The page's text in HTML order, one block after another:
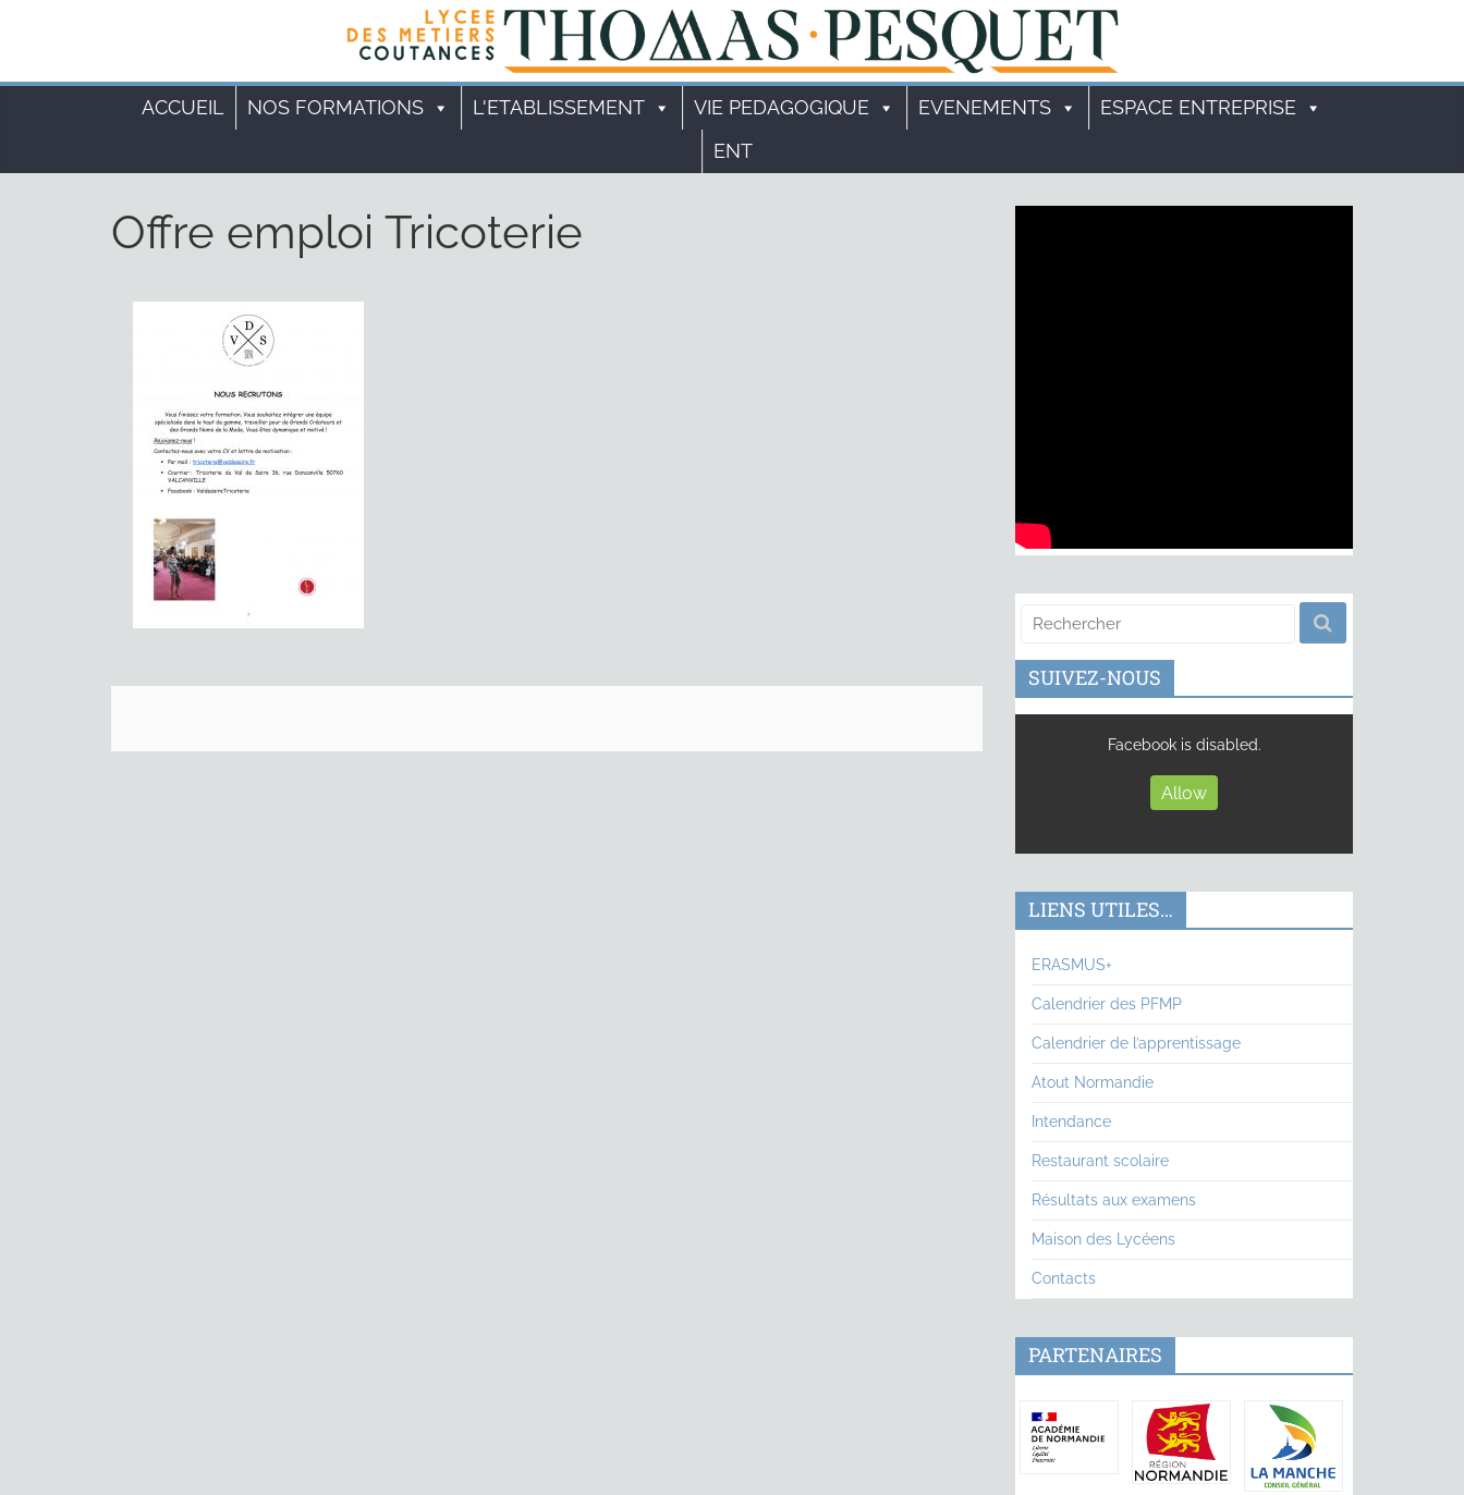
ACCUEIL NOS FORMATIONS L'ETABLISSEMENT VIE PEDAGOGIQUE EVENEMENTS
ESPACE ENTREPRISE
ENT
Offre emploi Tricoterie
SUIVEZ-NOUS
Facebook is disabled.
Allow
LIENS UTILES…
ERASMUS+
Calendrier des PFMP
Calendrier de l’apprentissage
Atout Normandie
Intendance
Restaurant scolaire
Résultats aux examens
Maison des Lycéens
Contacts
PARTENAIRES